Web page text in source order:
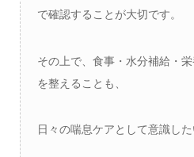
で確認することが大切です。
その上で、食事・水分補給・
を整えることも、
日々の喘息ケアとして意識した